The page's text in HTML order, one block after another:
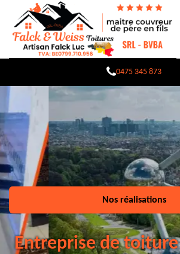
0475 345 873
Nos réalisations
Entreprise de